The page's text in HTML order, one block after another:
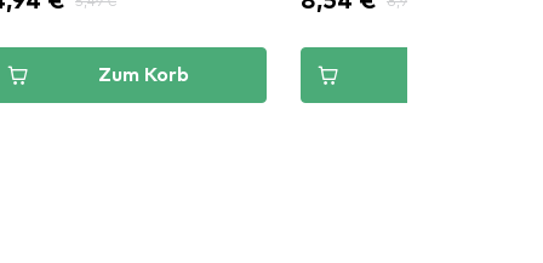
Zum Korb